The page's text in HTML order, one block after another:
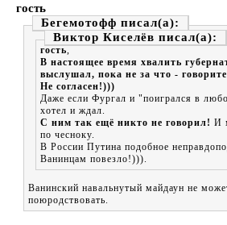
гость
Бегемотофф
Виктор Киселёв
гость,
В настоящее время хвалить
выслушал, пока не за что -
Не согласен!)))
Даже если Фургал и "поигрался в
хотел и ждал.
С ним так ещё никто не говорил! И
по чесноку.
В России Путина подобное
Ванинцам повезло!))).
Ванинский навальнутый майдаун не
поюродствовать.